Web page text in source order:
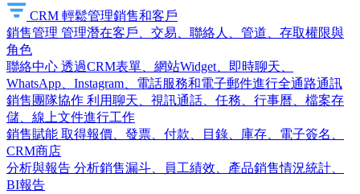
CRM 輕鬆管理銷售和客戶
銷售管理 管理潛在客戶、交易、聯絡人、管道、存取權限與
角色
聯絡中心 透過CRM表單、網站Widget、即時聊天、
WhatsApp、Instagram、電話服務和電子郵件進行全通路通訊
銷售團隊協作 利用聊天、視訊通話、任務、行事曆、檔案存
儲、線上文件進行工作
銷售賦能 取得報價、發票、付款、目錄、庫存、電子簽名、
CRM商店
分析與報告 分析銷售漏斗、員工績效、產品銷售情況統計、
BI報告